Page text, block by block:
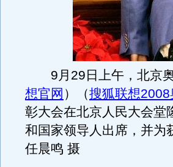
9月29日上午，北京奥
想官网 ）（搜狐联想2008
彰大会在北京人民大会堂
和国家领导人出席，并为
任晨鸣 摄